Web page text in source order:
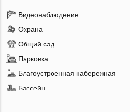
Видеонаблюдение
Охрана
Общий сад
Парковка
Благоустроенная набережная
Бассейн